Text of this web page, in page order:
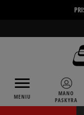
MENIU
MANO
PASKYRA